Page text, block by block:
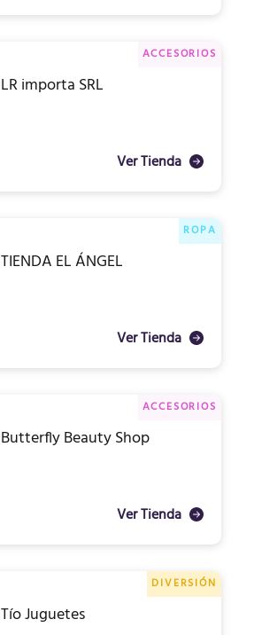
ACCESORIOS
LR importa SRL
Ver Tienda
ROPA
TIENDA EL ÁNGEL
Ver Tienda
ACCESORIOS
Butterfly Beauty Shop
Ver Tienda
DIVERSIÓN
Tío Juguetes